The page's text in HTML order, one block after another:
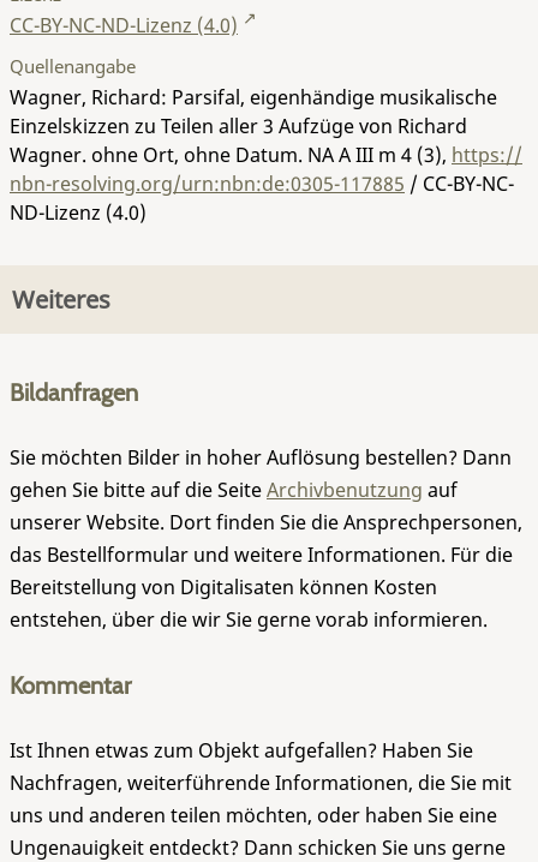
CC-BY-NC-ND-Lizenz (4.0)
Quellenangabe
Wagner, Richard: Parsifal, eigenhändige musikalische
Einzelskizzen zu Teilen aller 3 Aufzüge von Richard
Wagner. ohne Ort, ohne Datum. NA A III m 4 (3), https://
nbn-resolving.org/urn:nbn:de:0305-117885 / CC-BY-NC-
ND-Lizenz (4.0)
Weiteres
Bildanfragen
Sie möchten Bilder in hoher Auflösung bestellen? Dann
gehen Sie bitte auf die SeiteArchivbenutzung auf
unserer Website. Dort finden Sie die Ansprechpersonen,
das Bestellformular und weitere Informationen. Für die
Bereitstellung von Digitalisaten können Kosten
entstehen, über die wir Sie gerne vorab informieren.
Kommentar
Ist Ihnen etwas zum Objekt aufgefallen? Haben Sie
Nachfragen, weiterführende Informationen, die Sie mit
uns und anderen teilen möchten, oder haben Sie eine
Ungenauigkeit entdeckt? Dann schicken Sie uns gerne